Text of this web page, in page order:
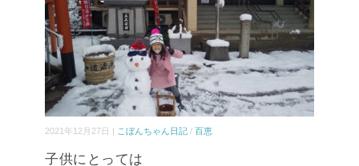
2021年12月27日 | こぼんちゃん日記 / 百恵
子供にとっては